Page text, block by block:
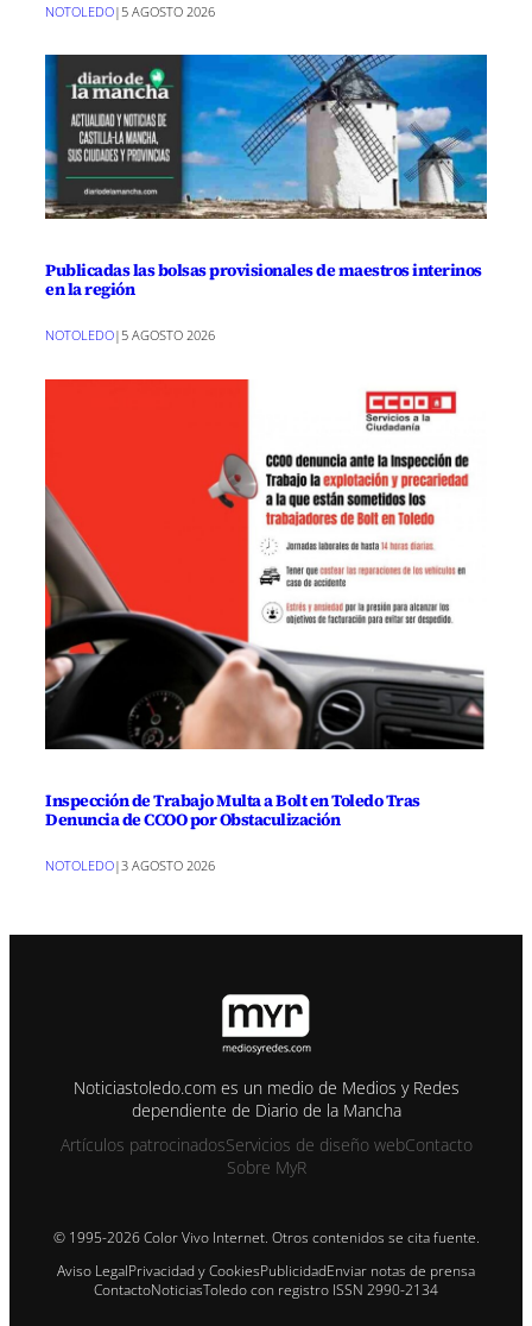
NOTOLEDO| 5 AGOSTO 2026
Publicadas las bolsas provisionales de maestros interinos
en la región
NOTOLEDO| 5 AGOSTO 2026
Inspección de Trabajo Multa a Bolt en Toledo Tras
Denuncia de CCOO por Obstaculización
NOTOLEDO|3 AGOSTO 2026
Noticiastoledo.com es un medio de Medios y Redes
dependiente de Diario de la Mancha
Artículos patrocinadosServicios de diseño webContacto
Sobre MyR
© 1995-2026 Color Vivo Internet. Otros contenidos se cita fuente.
Aviso LegalPrivacidad y CookiesPublicidadEnviar notas de prensa
ContactoNoticiasToledo con registro ISSN 2990-2134